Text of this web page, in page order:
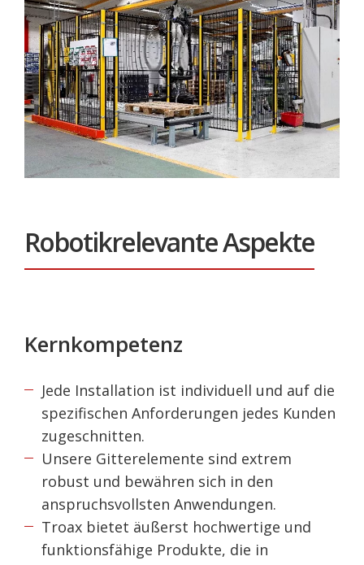
Robotikrelevante Aspekte
Kernkompetenz
Jede Installation ist individuell und auf die
spezifischen Anforderungen jedes Kunden
zugeschnitten.
Unsere Gitterelemente sind extrem
robust und bewähren sich in den
anspruchsvollsten Anwendungen.
Troax bietet äußerst hochwertige und
funktionsfähige Produkte, die in